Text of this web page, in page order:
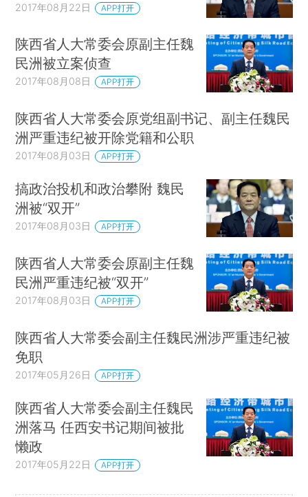
2017年08月22日 APP打开
陕西省人大常委会原副主任魏
民洲被立案侦查
2017年08月08日 APP打开
陕西省人大常委会原党组副书记、副主任魏民
洲严重违纪被开除党籍和公职
2017年08月03日 APP打开
搞政治投机和政治攀附 魏民
洲被“双开”
2017年08月03日 APP打开
陕西省人大常委会原副主任魏
民洲严重违纪被“双开”
2017年08月03日 APP打开
陕西省人大常委会副主任魏民洲涉严重违纪被
免职
2017年05月26日 APP打开
陕西省人大常委会副主任魏民
洲落马 任西安书记期间被批
懒政
2017年05月22日 APP打开